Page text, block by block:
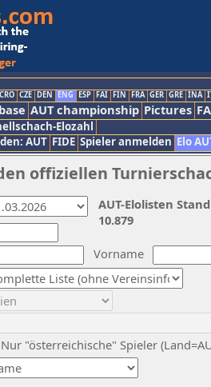
CRO CZE DEN ENG ESP FAI FIN FRA GER GRE INA
AUT championship Pictures
Elozahl
AUT FIDE Spieler anmelden Elo
offiziellen
Vorname
Nur "österreichische" Spieler
AUT-Elolisten
10.879